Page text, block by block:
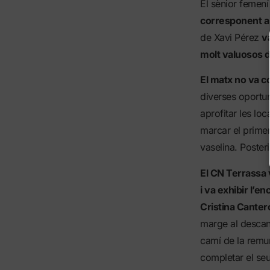
El sènior
corresponent
de Xavi Pérez
molt valuosos
El matx no va
diverses
aprofitar les
marcar el
vaselina.
El CN
i va exhibir
Cristina
marge al
camí de la
completar el